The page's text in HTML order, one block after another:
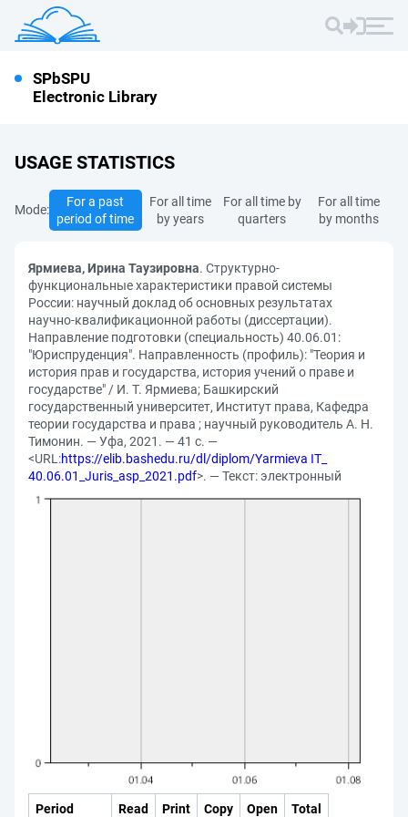
SPbSPU
Electronic Library
USAGE STATISTICS
Mode:
For a past
period of time
For all time
by years
For all time by
quarters
For all time
by months
Ярмиева, Ирина Таузировна. Структурно-
функциональные характеристики правой системы
России: научный доклад об основных результатах
научно-квалификационной работы (диссертации).
Направление подготовки (специальность) 40.06.01:
"Юриспруденция". Направленность (профиль): "Теория и
история прав и государства, история учений о праве и
государстве" / И. Т. Ярмиева; Башкирский
государственный университет, Институт права, Кафедра
теории государства и права ; научный руководитель А. Н.
Тимонин. — Уфа, 2021. — 41 с. —
<URL:https://elib.bashedu.ru/dl/diplom/Yarmieva IT_
40.06.01_Juris_asp_2021.pdf>. — Текст: электронный
Period Read Print Copy Open Total